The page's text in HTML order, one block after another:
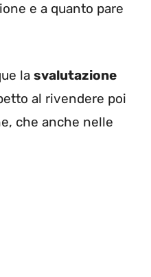
e a quanto pare
la svalutazione
al rivendere poi
che anche nelle